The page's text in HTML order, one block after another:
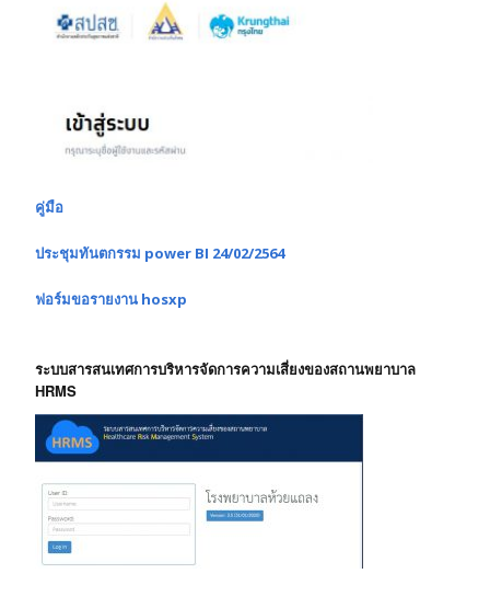
คู่มือ
ประชุมทันตกรรม power BI 24/02/2564
ฟอร์มขอรายงาน hosxp
ระบบสารสนเทศการบริหารจัดการความเสี่ยงของสถานพยาบาล
HRMS